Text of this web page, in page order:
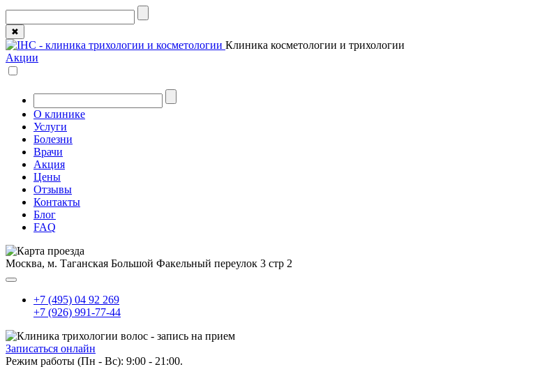
✖
Клиника косметологии и трихологии
Акции
О клинике
Услуги
Болезни
Врачи
Акция
Цены
Отзывы
Контакты
Блог
FAQ
Москва, м. Таганская Большой Факельный переулок 3 стр 2
+7 (495) 04 92 269
+7 (926) 991-77-44
Записаться онлайн
Режим работы (Пн - Вс): 9:00 - 21:00.